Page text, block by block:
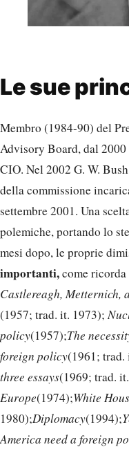
Le sue
Membro (1984-90) del
Advisory Board, dal
CIO. Nel 2002 G. W.
della commissione
settembre 2001. Una
polemiche, portando lo
mesi dopo, le proprie
importanti,come ricorda
Castlereagh, Metternich,
(1957; trad. it. 1973);
policy(1957);The
foreign policy(1961;
three essays(1969; trad.
Europe(1974);White
1980);Diplomacy(1994);
America need a foreign